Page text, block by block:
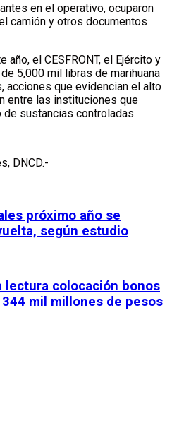
en el operativo, ocuparon
camión y otros documentos
el CESFRONT, el Ejército y
5,000 mil libras de marihuana
acciones que evidencian el alto
entre las instituciones que
sustancias controladas.
DNCD.-
próximo año se
según estudio
lectura colocación bonos
mil millones de pesos